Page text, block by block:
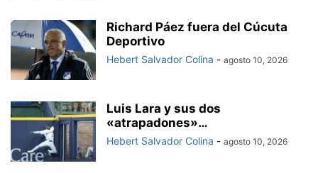
Richard Páez fuera del Cúcuta
Deportivo
Hebert Salvador Colina - agosto 10, 2026
Luis Lara y sus dos
«atrapadones»…
Hebert Salvador Colina - agosto 10, 2026